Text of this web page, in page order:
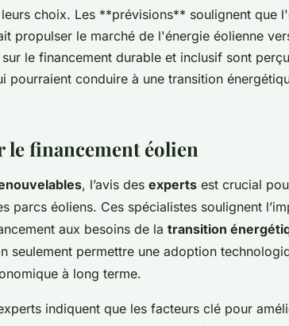
choix. Les **prévisions** soulignent que
propulser le marché de l'énergie éolienne
le financement durable et inclusif sont
pourraient conduire à une transition
le financement éolien
, l’avis des experts est crucial
parcs éoliens. Ces spécialistes soulignent
aux besoins de la transition
seulement permettre une adoption
à long terme.
indiquent que les facteurs clé pour